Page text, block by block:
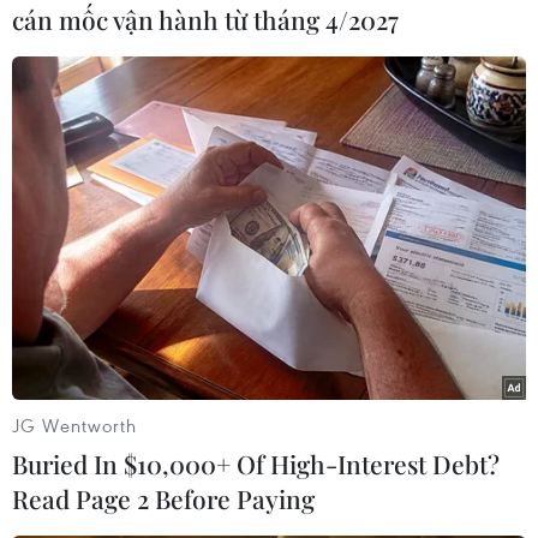
cỏ tập trung, nhập khẩu 7.000 con bò sinh sản.
2023 của HNG dự kiến đạt 1.282 tỷ đồng.
cán mốc vận hành từ tháng 4/2027
JG Wentworth
Buried In $10,000+ Of High-Interest Debt?
Read Page 2 Before Paying